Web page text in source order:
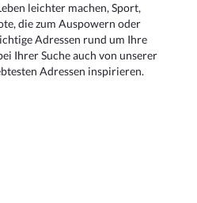
leichter machen, Sport,
die zum Auspowern oder
Adressen rund um Ihre
Ihrer Suche auch von unserer
Adressen inspirieren.